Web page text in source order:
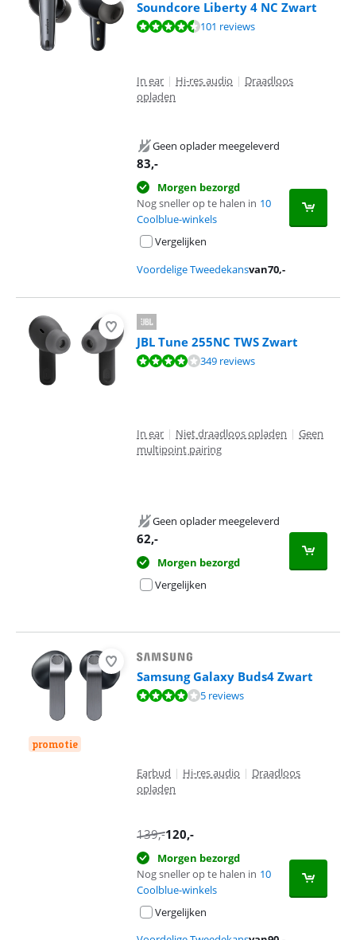
Soundcore Liberty 4 NC Zwart
Beoordeling is 8,7 van de 10, gebaseerd op 101 reviews.
101 reviews
In ear | Hi-res audio | Draadloos
opladen
Geen oplader meegeleverd
83,-
Morgen bezorgd
Nog sneller op te halen in 10
Coolblue-winkels
Vergelijken
Voordelige Tweedekansvan70,-
JBL Tune 255NC TWS Zwart
Beoordeling is 8,4 van de 10, gebaseerd op 349 reviews.
349 reviews
In ear | Niet draadloos opladen | Geen
multipoint pairing
Geen oplader meegeleverd
62,-
Morgen bezorgd
Vergelijken
promotie
Samsung Galaxy Buds4 Zwart
Beoordeling is 8,4 van de 10, gebaseerd op 5 reviews.
5 reviews
Earbud | Hi-res audio | Draadloos
opladen
139,-120,-
Morgen bezorgd
Nog sneller op te halen in 10
Coolblue-winkels
Vergelijken